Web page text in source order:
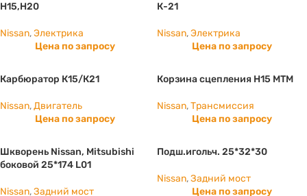
Н15,Н20
Nissan,Электрика
Цена по запросу
К-21
Nissan,Электрика
Цена по запросу
Карбюратор К15/К21
Nissan,Двигатель
Цена по запросу
Корзина сцепления H15 МТМ
Nissan,Трансмиссия
Цена по запросу
Шкворень Nissan, Mitsubishi
боковой 25*174 L01
Nissan,Задний мост
Подш.игольч. 25*32*30
Nissan,Задний мост
Цена по запросу